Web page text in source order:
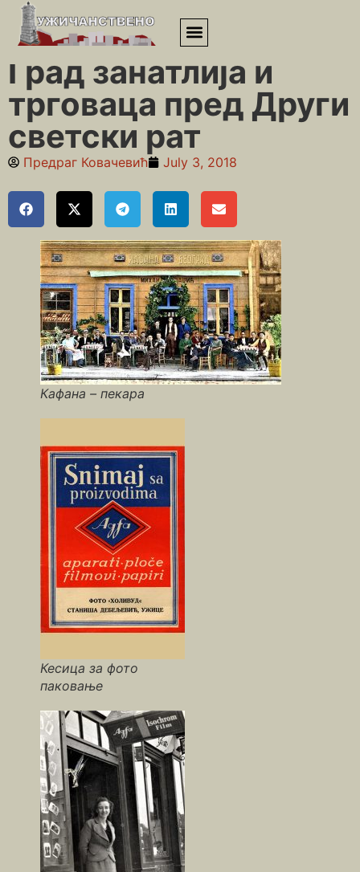
Почетна»Између два рата
Град занатлија и трговаца пред
Други светски рат
Град занатлија и
трговаца пред Други
светски рат
Предраг Ковачевић July 3, 2018
Кафана – пекара
Кесица за фото
паковање